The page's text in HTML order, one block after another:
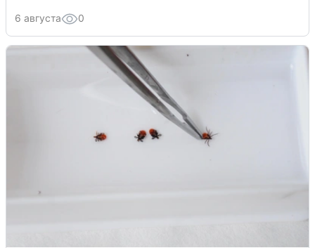
6 августа 0